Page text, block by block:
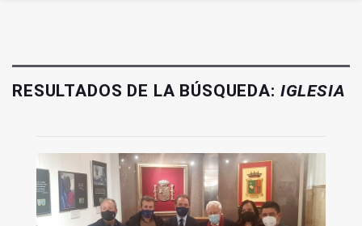
RESULTADOS DE LA BÚSQUEDA: IGLESIA